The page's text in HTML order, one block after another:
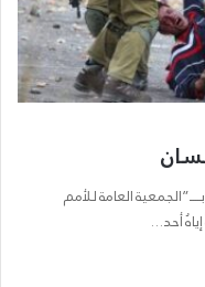
تبنّت ما يسمّى بـــــ”الجمعية العامة للأمم
أحد…